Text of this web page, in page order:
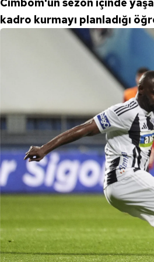
mevzuata uygun olarak
kadro kurmayı planladığı